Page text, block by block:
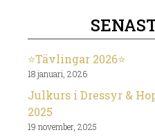
⭐️Tävlingar 2026⭐️
18 januari, 2026
Julkurs i Dressyr &
2025
19 november, 2025